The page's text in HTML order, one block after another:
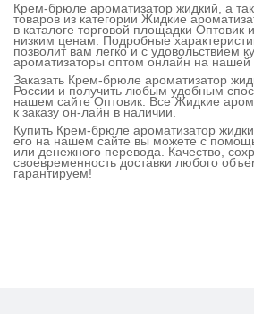
Крем-брюле ароматизатор жидкий, а
товаров из категории Жидкие
в каталоге торговой площадки Оптовик
низким ценам. Подробные
позволит вам легко и с удовольствием
ароматизаторы оптом онлайн на нашей
Заказать Крем-брюле ароматизатор
России и получить любым удобным
нашем сайте Оптовик. Все Жидкие
к заказу он-лайн в наличии.
Купить Крем-брюле ароматизатор
его на нашем сайте вы можете с
или денежного перевода. Качество,
своевременность доставки любого
гарантируем!